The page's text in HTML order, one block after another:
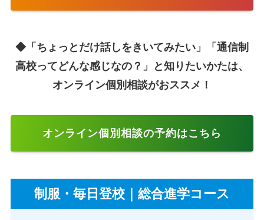
◆「ちょっとだけ話しをきいてみたい」「通信制
高校ってどんな感じなの？」と知りたいかたは、
オンライン個別相談がおススメ！
オンライン個別相談の予約はこちら
制服・毎日登校｜総合進学コース